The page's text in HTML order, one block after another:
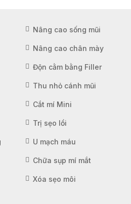
Nâng cao sống mũi
Nâng cao chân mày
Độn cằm bằng Filler
Thu nhỏ cánh mũi
Cắt mí Mini
Trị sẹo lồi
U mạch máu
Chữa sụp mí mắt
Xóa sẹo môi